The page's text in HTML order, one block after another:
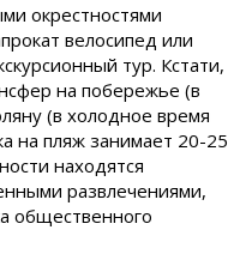
окрестностями
велосипед или
тур. Кстати,
на побережье (в
(в холодное время
на пляж занимает 20-25
находятся
развлечениями,
общественного